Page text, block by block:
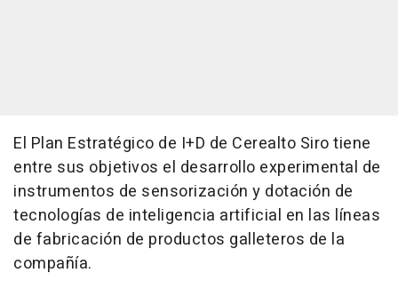
El Plan Estratégico de I+D de Cerealto Siro tiene
entre sus objetivos el desarrollo experimental de
instrumentos de sensorización y dotación de
tecnologías de inteligencia artificial en las líneas
de fabricación de productos galleteros de la
compañía.